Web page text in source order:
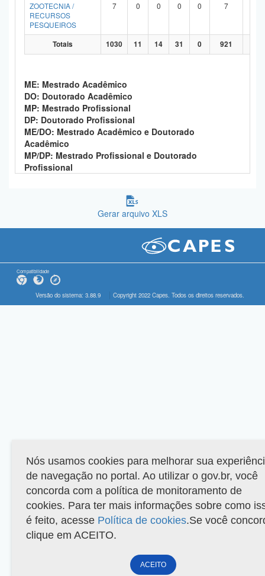
ZOOTECNIA /
RECURSOS
PESQUEIROS
7 0 0 0 0 7
Totais 1030 11 14 31 0 921
ME: Mestrado Acadêmico
DO: Doutorado Acadêmico
MP: Mestrado Profissional
DP: Doutorado Profissional
ME/DO: Mestrado Acadêmico e Doutorado
Acadêmico
MP/DP: Mestrado Profissional e Doutorado
Profissional
Gerar arquivo XLS
Compatibilidade
Versão do sistema: 3.88.9 Copyright 2022 Capes. Todos os direitos reservados.
Nós usamos cookies para melhorar sua
de navegação no portal. Ao utilizar o gov.br, você
concorda com a política de monitoramento de
cookies. Para ter mais informações sobre como
é feito, acesse Política de cookies.Se você
clique em ACEITO.
ACEITO